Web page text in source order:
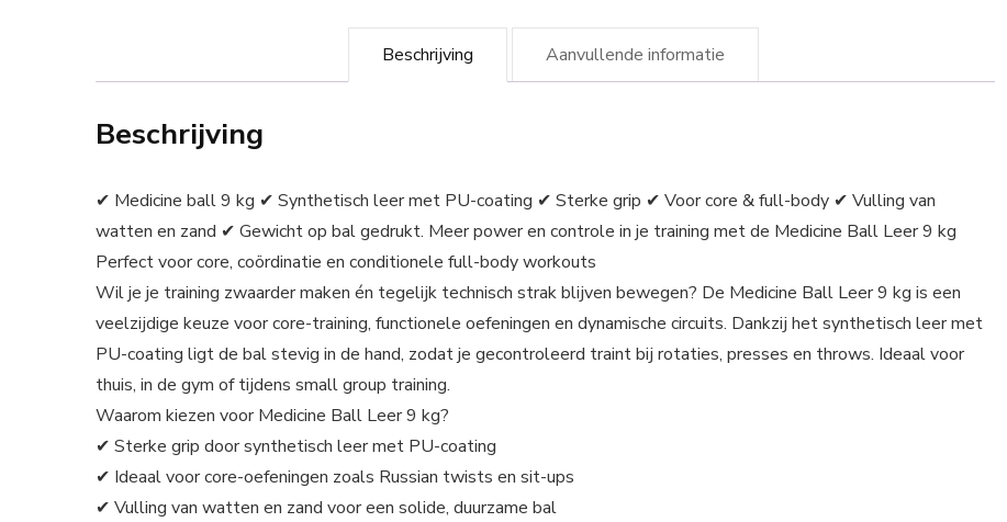
Beschrijving Aanvullende informatie
Beschrijving
✔ Medicine ball 9 kg ✔ Synthetisch leer met PU-coating ✔ Sterke grip ✔ Voor core & full-body ✔ Vulling van
watten en zand ✔ Gewicht op bal gedrukt. Meer power en controle in je training met de Medicine Ball Leer 9 kg
Perfect voor core, coördinatie en conditionele full-body workouts
Wil je je training zwaarder maken én tegelijk technisch strak blijven bewegen? De Medicine Ball Leer 9 kg is een
veelzijdige keuze voor core-training, functionele oefeningen en dynamische circuits. Dankzij het synthetisch leer met
PU-coating ligt de bal stevig in de hand, zodat je gecontroleerd traint bij rotaties, presses en throws. Ideaal voor
thuis, in de gym of tijdens small group training.
Waarom kiezen voor Medicine Ball Leer 9 kg?
✔ Sterke grip door synthetisch leer met PU-coating
✔ Ideaal voor core-oefeningen zoals Russian twists en sit-ups
✔ Vulling van watten en zand voor een solide, duurzame bal